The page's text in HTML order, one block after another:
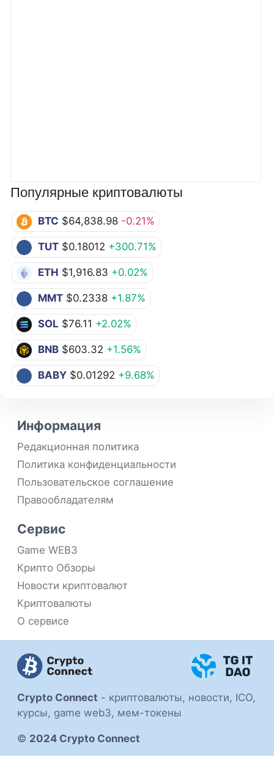
Популярные криптовалюты
BTC $64,838.98 -0.21%
TUT $0.18012 +300.71%
ETH $1,916.83 +0.02%
MMT $0.2338 +1.87%
SOL $76.11 +2.02%
BNB $603.32 +1.56%
BABY $0.01292 +9.68%
Crypto Connect - криптовалюты, новости, ICO,
курсы, game web3, мем-токены
© 2024 Crypto Connect
Информация
Редакционная политика
Политика конфиденциальности
Пользовательское соглашение
Правообладателям
Сервис
Game WEB3
Крипто Обзоры
Новости криптовалют
Криптовалюты
О сервисе